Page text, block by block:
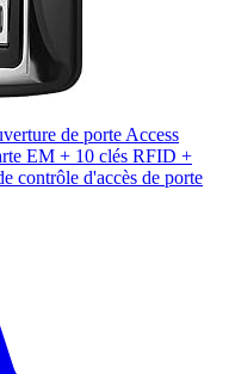
de porte Access
EM + 10 clés RFID +
contrôle d'accès de porte